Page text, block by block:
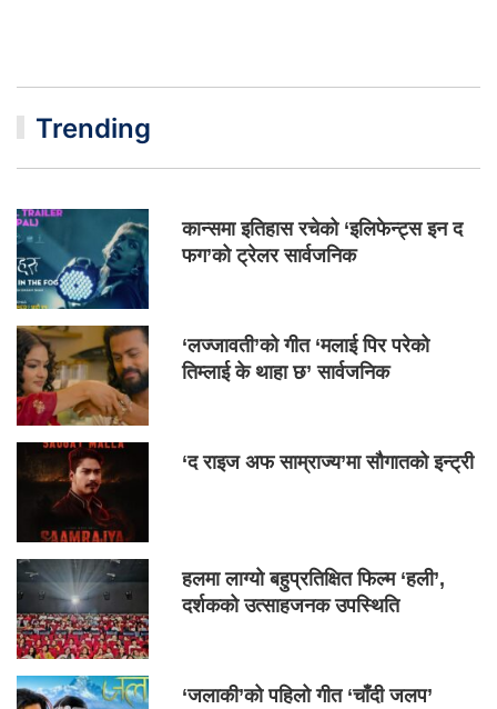
Trending
कान्समा इतिहास रचेको ‘इलिफेन्ट्स इन द
फग’को ट्रेलर सार्वजनिक
‘लज्जावती’को गीत ‘मलाई पिर परेको
तिम्लाई के थाहा छ’ सार्वजनिक
‘द राइज अफ साम्राज्य’मा सौगातको इन्ट्री
हलमा लाग्यो बहुप्रतिक्षित फिल्म ‘हली’,
दर्शकको उत्साहजनक उपस्थिति
‘जलाकी’को पहिलो गीत ‘चाँदी जलप’